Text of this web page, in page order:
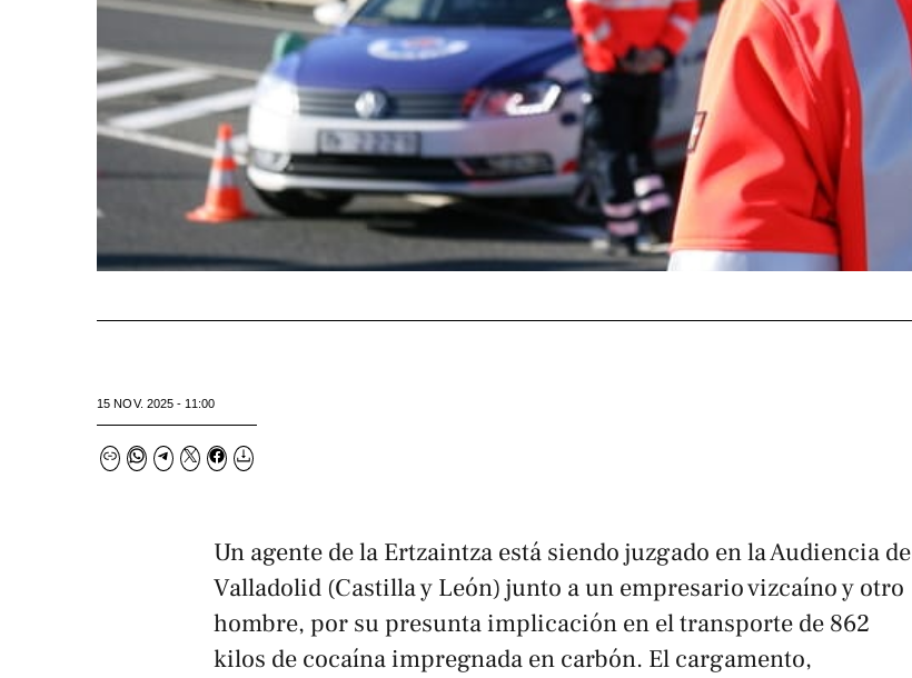
15 NOV. 2025 - 11:00
Un agente de la Ertzaintza está siendo juzgado en la Audiencia de
Valladolid (Castilla y León) junto a un empresario vizcaíno y otro
hombre, por su presunta implicación en el transporte de 862
kilos de cocaína impregnada en carbón. El cargamento,